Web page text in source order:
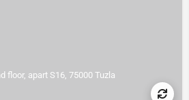
floor, apart S16, 75000 Tuzla